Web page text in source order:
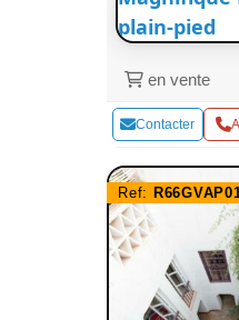
plain-pied
en vente
Contacter
Ref: